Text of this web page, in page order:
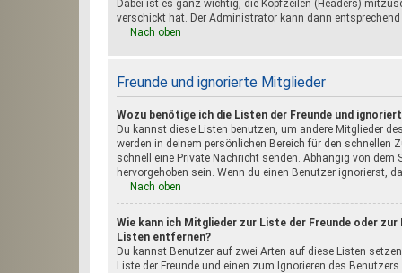
Dabei ist es ganz wichtig, die Kopfzeilen (Headers)
verschickt hat. Der Administrator kann dann entsprechend
Nach oben
Freunde und ignorierte Mitglieder
Wozu benötige ich die Listen der Freunde und
Du kannst diese Listen benutzen, um andere Mitglieder
werden in deinem persönlichen Bereich für den
schnell eine Private Nachricht senden. Abhängig von dem
hervorgehoben sein. Wenn du einen Benutzer ignorierst,
Nach oben
Wie kann ich Mitglieder zur Liste der Freunde oder
Listen entfernen?
Du kannst Benutzer auf zwei Arten auf diese Listen
Liste der Freunde und einen zum Ignorieren des